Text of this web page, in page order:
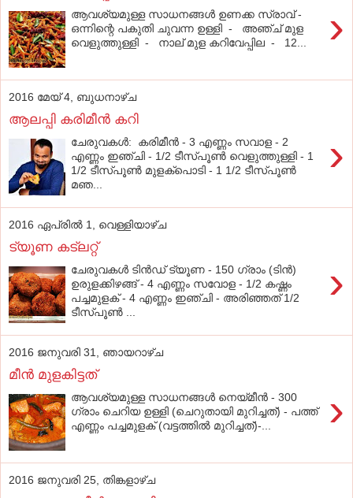
›
ആവശ്യമുള്ള സാധനങ്ങള്‍ ഉണക്ക സ്രാവ് -
ഒന്നിന്റെ പകുതി ചുവന്ന ഉള്ളി - അഞ്ച് മുള
വെളുത്തുള്ളി - നാല് മുള കറിവേപ്പില - 12...
2016 മേയ് 4, ബുധനാഴ്‌ച
ആലപ്പി കരിമീന്‍ കറി
›
ചേരുവകൾ: കരിമീന്‍ - 3 എണ്ണം സവാള - 2
എണ്ണം ഇഞ്ചി - 1/2 ടീസ്പൂണ്‍ വെളുത്തുള്ളി - 1
1/2 ടീസ്പൂണ്‍ മുളക്‌പൊടി - 1 1/2 ടീസ്പൂണ്‍
മഞ...
2016 ഏപ്രിൽ 1, വെള്ളിയാഴ്‌ച
ട്യൂണ കട്‌ലറ്റ്
›
ചേരുവകൾ ടിൻഡ് ട്യൂണ - 150 ഗ്രാം (ടിൻ)
ഉരുളക്കിഴങ്ങ് - 4 എണ്ണം സവോള - 1/2 കഷ്ണം
പച്ചമുളക് - 4 എണ്ണം ഇഞ്ചി - അരിഞ്ഞത് 1/2
ടീസ്പൂൺ ...
2016 ജനുവരി 31, ഞായറാഴ്‌ച
മീന്‍ മുളകിട്ടത്‌
›
ആവശ്യമുള്ള സാധനങ്ങള്‍ നെയ്‌മീന്‍ - 300
ഗ്രാം ചെറിയ ഉള്ളി (ചെറുതായി മുറിച്ചത്‌) - പത്ത്‌
എണ്ണം പച്ചമുളക്‌ (വട്ടത്തില്‍ മുറിച്ചത്‌)-...
2016 ജനുവരി 25, തിങ്കളാഴ്‌ച